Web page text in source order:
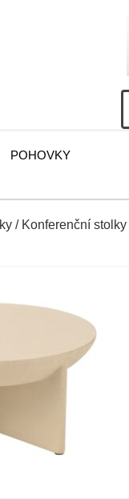
POHOVKY
/ Konferenční stolky